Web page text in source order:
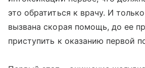
это обратиться к врачу. И
вызвана скорая помощь, до ее
приступить к оказанию первой